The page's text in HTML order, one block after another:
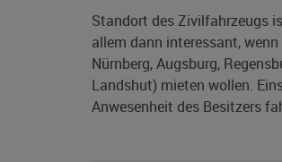
Standort des Zivilfahrzeugs
allem dann interessant,
Nürnberg, Augsburg,
Landshut) mieten wollen.
Anwesenheit des Besitzers